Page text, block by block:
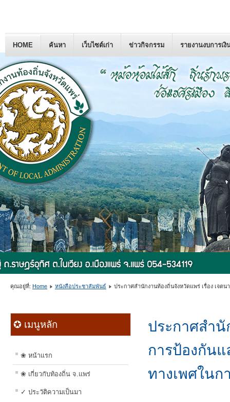
HOME ค้นหา เว็บไซต์เก่า ข่าวกิจกรรม รายงานงบการเงิ
คุณอยู่ที่: Home หนังสือประชาสัมพันธ์ ประกาศสำนักงานท้องถิ่นจังหวัดแพร่ เรื่อง เจต
✪ เมนูหลัก
❀ หน้าแรก
❀ เกี่ยวกับท้องถิ่น จ.แพร่
✓ ประวัติความเป็นมา
ประกาศสำ
การป้องกัน
ทางเพศในก